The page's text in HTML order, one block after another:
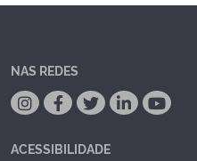
NAS REDES
ACESSIBILIDADE